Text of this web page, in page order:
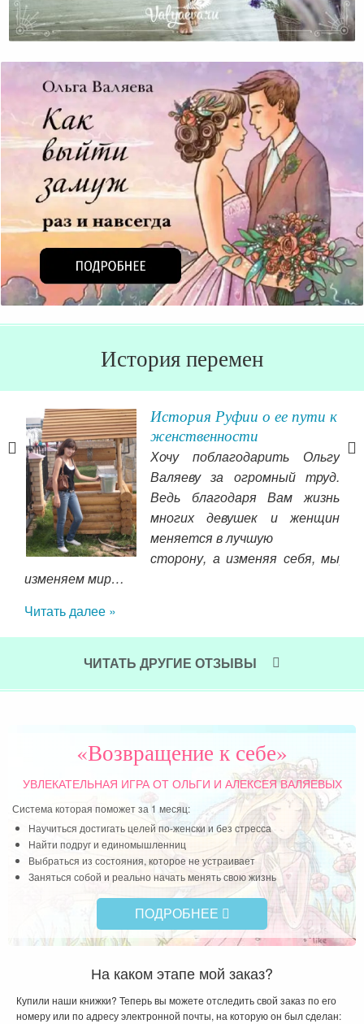
Четыре Мифа О Материнстве
История перемен
История Руфии о ее пути к
женственности
Хочу поблагодарить Ольгу
Валяеву за огромный труд.
Ведь благодаря Вам жизнь
многих девушек и женщин
меняется в лучшую
сторону, а изменяя себя, мы
изменяем мир…
Читать далее »
ЧИТАТЬ ДРУГИЕ ОТЗЫВЫ
«Возвращение к себе»
УВЛЕКАТЕЛЬНАЯ ИГРАОТ ОЛЬГИ И АЛЕКСЕЯ ВАЛЯЕВЫХ
Система которая поможет за 1 месяц:
Научиться достигать целей по-женски и без стресса
Найти подруг и единомышленниц
Выбраться из состояния, которое не устраивает
Заняться собой и реально начать менять свою жизнь
ПОДРОБНЕЕ
На каком этапе мой заказ?
Купили наши книжки? Теперь вы можете отследить свой заказ по его
номеру или по адресу электронной почты, на которую он был сделан: